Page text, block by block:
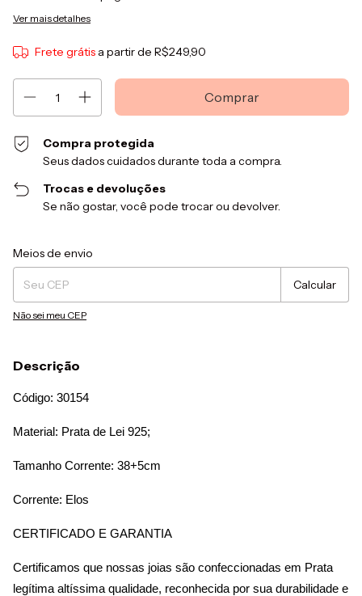
Ver mais detalhes
Frete grátis a partir de R$249,90
Compra protegida
Seus dados cuidados durante toda a compra.
Trocas e devoluções
Se não gostar, você pode trocar ou devolver.
Entregas para o CEP:
Meios de envio
Calcular
Não sei meu CEP
Descrição
Código: 30154
Material: Prata de Lei 925;
Tamanho Corrente: 38+5cm
Corrente: Elos
CERTIFICADO E GARANTIA
Certificamos que nossas joias são confeccionadas em Prata
legítima altíssima qualidade, reconhecida por sua durabilidade e